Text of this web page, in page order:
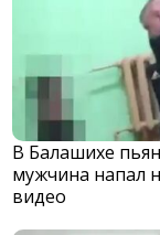
В Балашихе
мужчина напал
видео